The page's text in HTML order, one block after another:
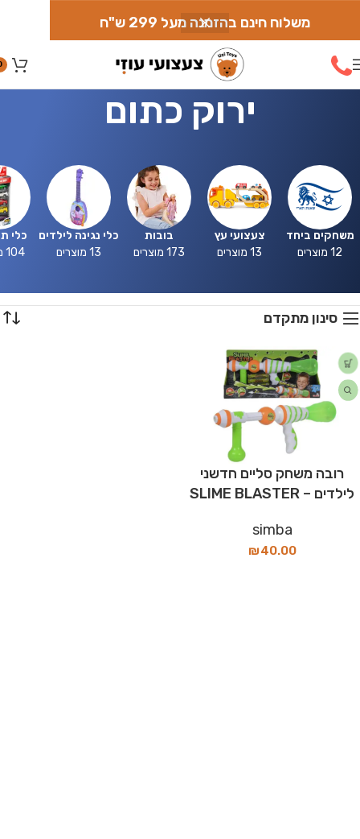
משלוח חינם בהזמנה מעל 299 ש"ח
ירוק כתום
משחקים ביחד
12 מוצרים
צעצועי עץ
13 מוצרים
בובות
173 מוצרים
כלי נגינה לילדים
13 מוצרים
כלי
104 מוצרים
סינון מתקדם
רובה משחק סליים חדשני
לילדים – SLIME BLASTER
simba
₪40.00